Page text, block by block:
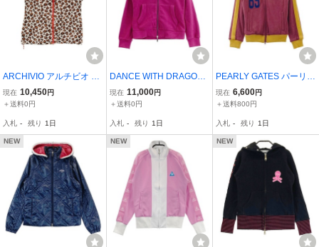
ARCHIVIO アルチビオ 半
袖ベロアジャケット レオ
パード ベージュ系 38 [24
ア レディース
現在 10,450円
＋送料0円
入札 - 残り 1日
DANCE WITH DRAGON
ダンスウィズドラゴン ボ
アフード付フルジップジ
001240756] ゴルフウェ
ア レディース
現在 11,000円
＋送料0円
入札 - 残り 1日
PEARLY GATES パーリー
ゲイツ 裏地付 ニットジャ
ケット レッド系 0 [24000
レディース
現在 6,600円
＋送料800円
入札 - 残り 1日
NEW NEW NEW